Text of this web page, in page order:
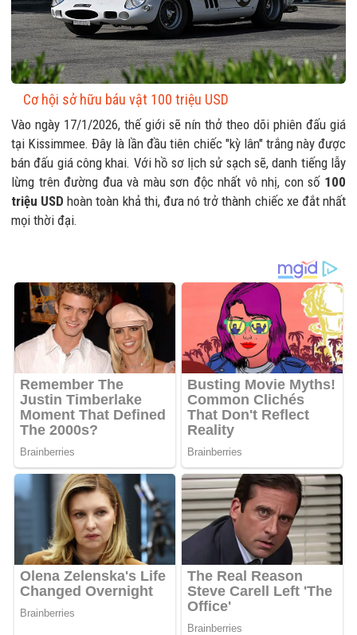
Cơ hội sở hữu báu vật 100 triệu USD
Vào ngày 17/1/2026, thế giới sẽ nín thở theo dõi phiên đấu giá
tại Kissimmee. Đây là lần đầu tiên chiếc "kỳ lân" trắng này được
bán đấu giá công khai. Với hồ sơ lịch sử sạch sẽ, danh tiếng lẫy
lừng trên đường đua và màu sơn độc nhất vô nhị, con số 100
triệu USD hoàn toàn khả thi, đưa nó trở thành chiếc xe đắt nhất
mọi thời đại.